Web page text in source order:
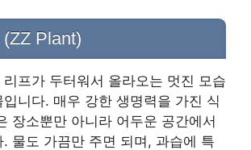
Plant)
리프가 두터워서 올라오는 멋진 모습
니다. 매우 강한 생명력을 가진 식
장소뿐만 아니라 어두운 공간에서
. 물도 가끔만 주면 되며, 과습에 특